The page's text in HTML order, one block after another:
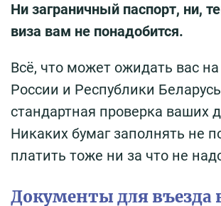
Ни заграничный паспорт, ни,
виза вам не понадобится.
Всё, что может ожидать вас
России и Республики
стандартная проверка ваших
Никаких бумаг заполнять не
платить тоже ни за что не
Документы для въезда